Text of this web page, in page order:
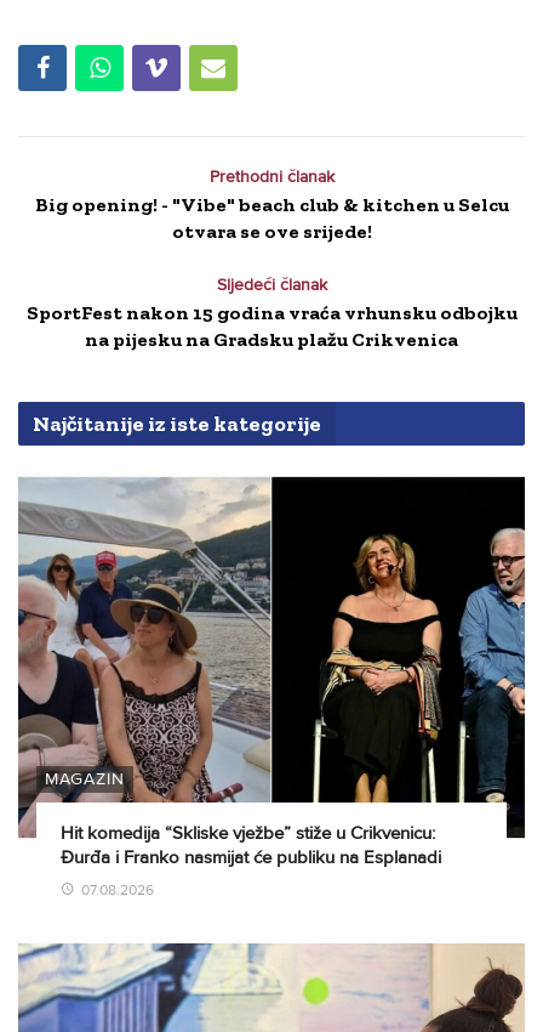
Prethodni članak
Big opening! - "Vibe" beach club & kitchen u Selcu
otvara se ove srijede!
Sljedeći članak
SportFest nakon 15 godina vraća vrhunsku odbojku
na pijesku na Gradsku plažu Crikvenica
Najčitanije iz iste kategorije
MAGAZIN
Hit komedija “Skliske vježbe” stiže u Crikvenicu:
Đurđa i Franko nasmijat će publiku na Esplanadi
07.08.2026